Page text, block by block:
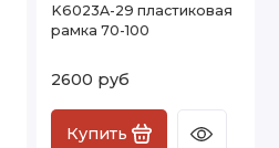
K6023A-29 пластиковая
рамка 70-100
2600 руб
Купить